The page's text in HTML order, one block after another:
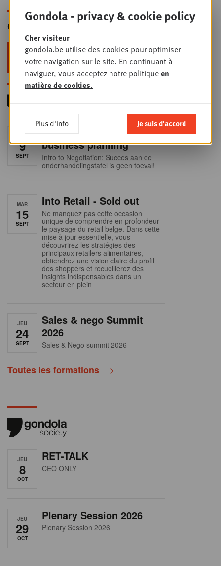
Gondola Newsletter
Restez au top dans le retail & le
foodservice !
MER
9
SEPT
Foodservice - Joint
business planning
Intro to Negotiation: Succes aan de
onderhandelingstafel is geen toeval!
MAR
15
SEPT
Into Retail - Sold out
Ne manquez pas cette occasion
unique de comprendre en profondeur
le paysage du retail belge. Dans cette
mise à jour essentielle, vous
découvrirez les stratégies des
principaux retailers alimentaires,
obtiendrez une vision claire du profil
des shoppers et recueillerez des
insights indispensables dans un
secteur en plein
JEU
24
SEPT
Sales & nego Summit
2026
Sales & Nego summit 2026
Toutes les formations
JEU
8
OCT
RET-TALK
CEO ONLY
JEU
29
OCT
Plenary Session 2026
Plenary Session 2026
Gondola - privacy & cookie policy
Cher visiteur
gondola.be utilise des cookies pour optimiser
votre navigation sur le site. En continuant à
naviguer, vous acceptez notre politiqueen
matière de cookies.
Plus d'info Je suis d'accord